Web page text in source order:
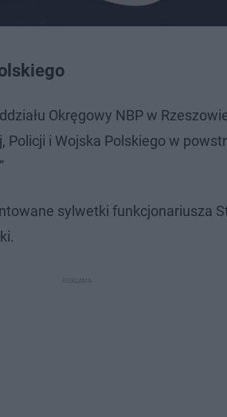
Okręgowy NBP w
i Wojska Polskiego w
sylwetki funkcjonariusza